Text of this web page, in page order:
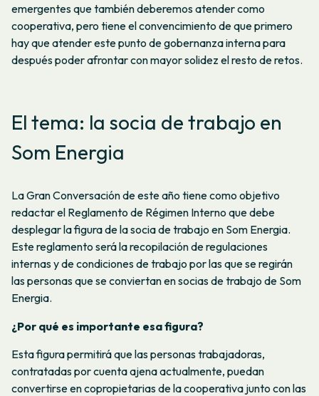
emergentes que también deberemos atender como
cooperativa, pero tiene el convencimiento de que primero
hay que atender este punto de gobernanza interna para
después poder afrontar con mayor solidez el resto de retos.
El tema: la socia de trabajo en
Som Energia
La Gran Conversación de este año tiene como objetivo
redactar el Reglamento de Régimen Interno que debe
desplegar la figura de la socia de trabajo en Som Energia.
Este reglamento será la recopilación de regulaciones
internas y de condiciones de trabajo por las que se regirán
las personas que se conviertan en socias de trabajo de Som
Energia.
¿Por qué es importante esa figura?
Esta figura permitirá que las personas trabajadoras,
contratadas por cuenta ajena actualmente, puedan
convertirse en copropietarias de la cooperativa junto con las